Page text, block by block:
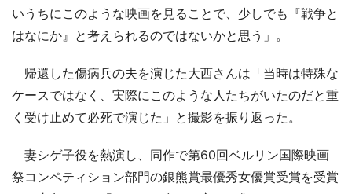
いうちにこのような映画を見ることで、少しでも『戦争と
はなにか』と考えられるのではないかと思う」。
帰還した傷病兵の夫を演じた大西さんは「当時は特殊な
ケースではなく、実際にこのような人たちがいたのだと重
く受け止めて必死で演じた」と撮影を振り返った。
妻シゲ子役を熱演し、同作で第60回ベルリン国際映画
祭コンペティション部門の銀熊賞最優秀女優賞受賞を受賞